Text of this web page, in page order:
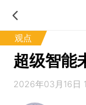
观点
超级智能
2026年03月16日